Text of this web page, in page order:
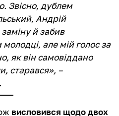
Звісно, дублем
Андрій
й забив
але мій голос за
як він самовіддано
старався», –
висловився щодо двох